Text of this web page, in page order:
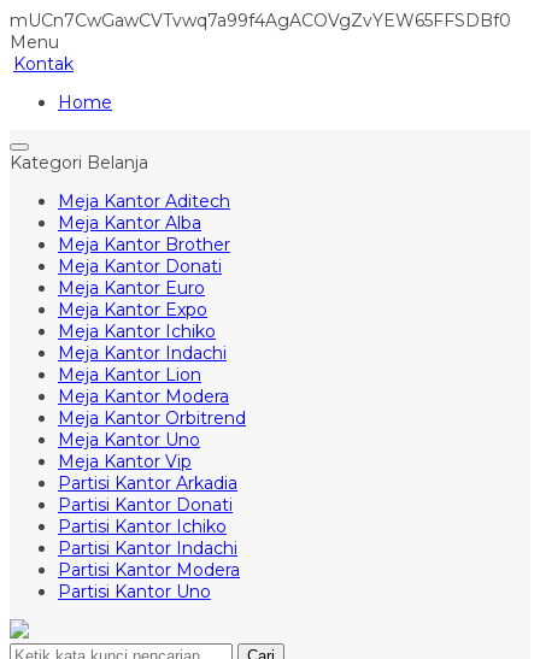
mUCn7CwGawCVTvwq7a99f4AgACOVgZvYEW65FFSDBf0
Menu
Kontak
Home
Kategori Belanja
Meja Kantor Aditech
Meja Kantor Alba
Meja Kantor Brother
Meja Kantor Donati
Meja Kantor Euro
Meja Kantor Expo
Meja Kantor Ichiko
Meja Kantor Indachi
Meja Kantor Lion
Meja Kantor Modera
Meja Kantor Orbitrend
Meja Kantor Uno
Meja Kantor Vip
Partisi Kantor Arkadia
Partisi Kantor Donati
Partisi Kantor Ichiko
Partisi Kantor Indachi
Partisi Kantor Modera
Partisi Kantor Uno